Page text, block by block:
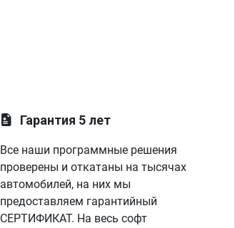
Гарантия 5 лет
Все наши программные решения
проверены и откатаны на тысячах
автомобилей, на них мы
предоставляем гарантийный
СЕРТИФИКАТ. На весь софт